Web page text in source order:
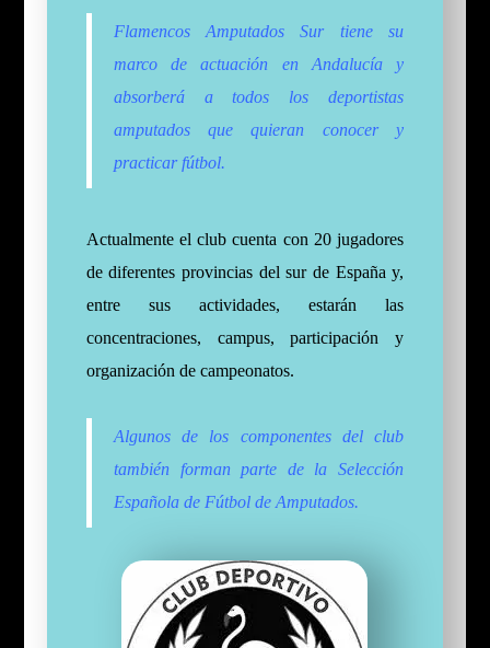
Flamencos Amputados Sur tiene su
marco de actuación en Andalucía y
absorberá a todos los deportistas
amputados que quieran conocer y
practicar fútbol.
Actualmente el club cuenta con 20 jugadores
de diferentes provincias del sur de España y,
entre sus actividades, estarán las
concentraciones, campus, participación y
organización de campeonatos.
Algunos de los componentes del club
también forman parte de la Selección
Española de Fútbol de Amputados.